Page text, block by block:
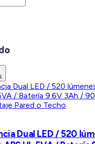
Dual LED / 520